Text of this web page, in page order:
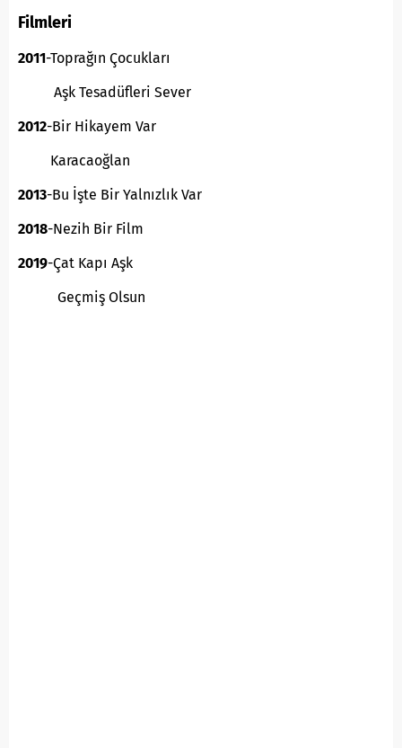
Filmleri
2011-Toprağın Çocukları
Aşk Tesadüfleri Sever
2012-Bir Hikayem Var
Karacaoğlan
2013-Bu İşte Bir Yalnızlık Var
2018-Nezih Bir Film
2019-Çat Kapı Aşk
Geçmiş Olsun